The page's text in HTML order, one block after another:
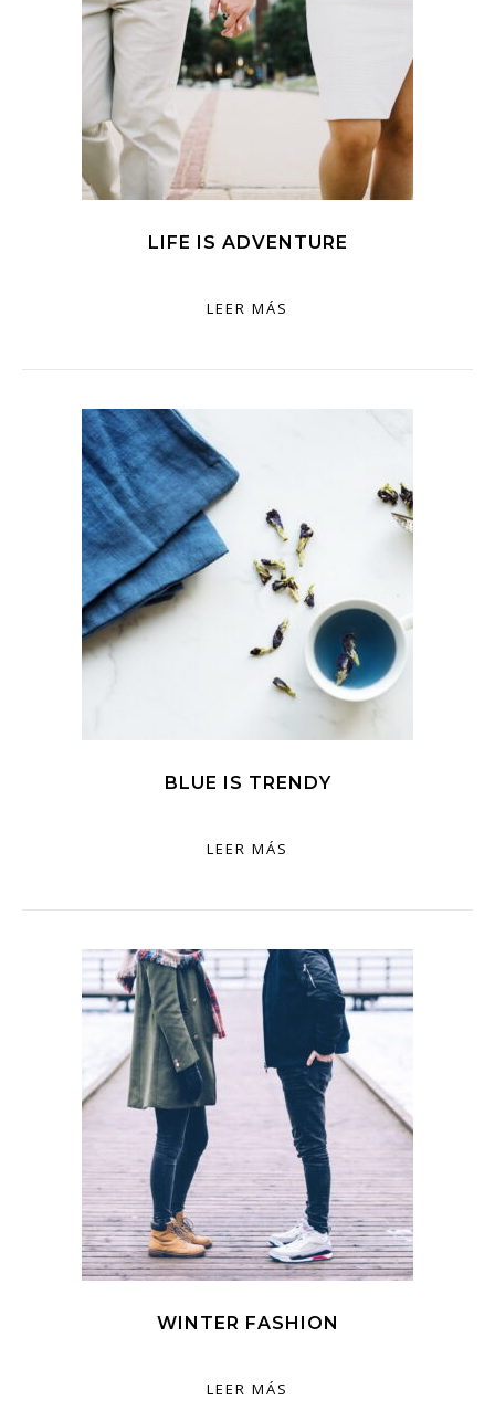
LIFE IS ADVENTURE
LEER MÁS
BLUE IS TRENDY
LEER MÁS
WINTER FASHION
LEER MÁS